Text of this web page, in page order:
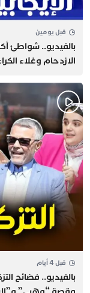
قبل يومين
بالفيديو.. شواطئ
الازدحام وغلاء
قبل 4 أيام
بالفيديو.. فضائح